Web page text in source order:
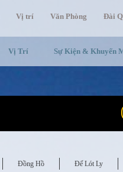
Vị trí Văn Phòng Đài
Vị Trí Sự Kiện & Khuyến
Đồng Hồ Đế Lót Ly